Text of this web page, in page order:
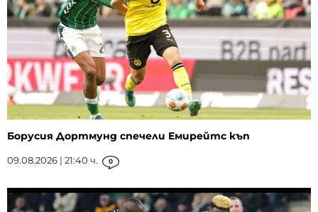
Борусия Дортмунд спечели Емирейтс къп
09.08.2026 | 21:40 ч. 0